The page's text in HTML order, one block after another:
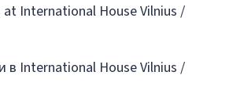
International House Vilnius /
в International House Vilnius /